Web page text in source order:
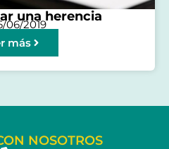
una herencia
06/2019
más
NOSOTROS